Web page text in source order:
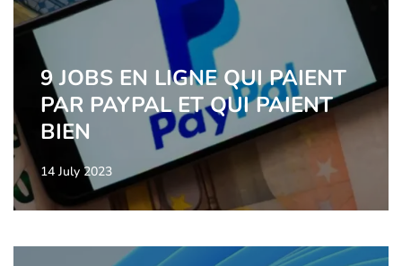
9 JOBS EN LIGNE QUI PAIENT
PAR PAYPAL ET QUI PAIENT
BIEN
14 July 2023